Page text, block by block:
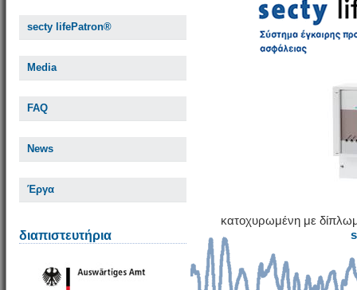
secty lifePatron®
Media
FAQ
News
Έργα
διαπιστευτήρια
κατοχυρωμένη με